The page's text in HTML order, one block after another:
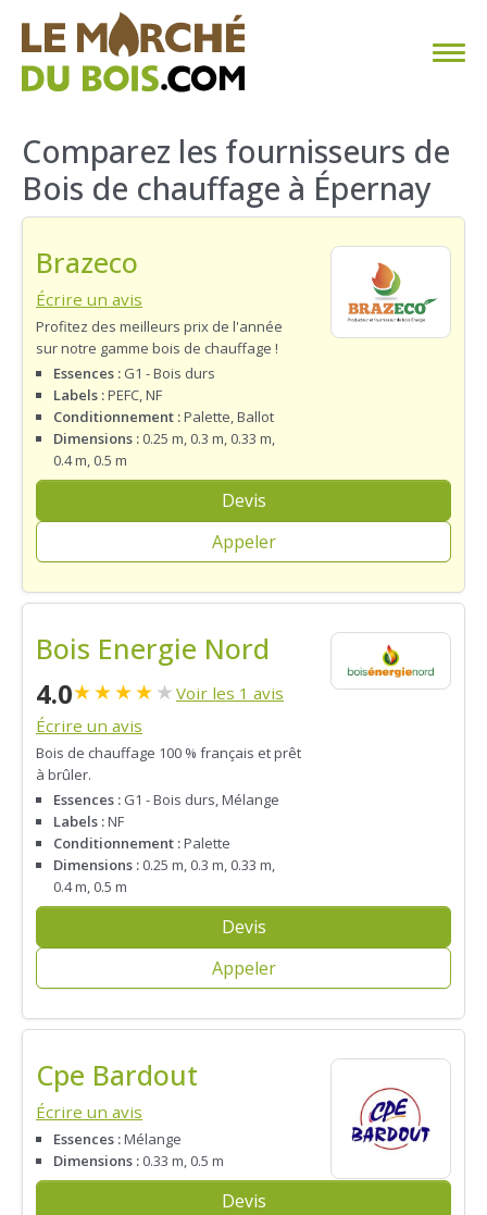
CHAUFFAGE AU BOIS
FAQ
TROUVER SON FOURNISSEUR
BLOG
ESPACE PRO
Comparez les fournisseurs de
Bois de chauffage à Épernay
Brazeco
Écrire un avis
Profitez des meilleurs prix de l'année
sur notre gamme bois de chauffage !
Essences : G1 - Bois durs
Labels :PEFC, NF
Conditionnement :Palette, Ballot
Dimensions : 0.25 m, 0.3 m, 0.33 m,
0.4 m, 0.5 m
Devis
Appeler
Bois Energie Nord
4.0★★★★★ Voir les 1 avis
Écrire un avis
Bois de chauffage 100 % français et prêt
à brûler.
Essences : G1 - Bois durs, Mélange
Labels :NF
Conditionnement :Palette
Dimensions : 0.25 m, 0.3 m, 0.33 m,
0.4 m, 0.5 m
Devis
Appeler
Cpe Bardout
Écrire un avis
Essences :Mélange
Dimensions : 0.33 m, 0.5 m
Devis